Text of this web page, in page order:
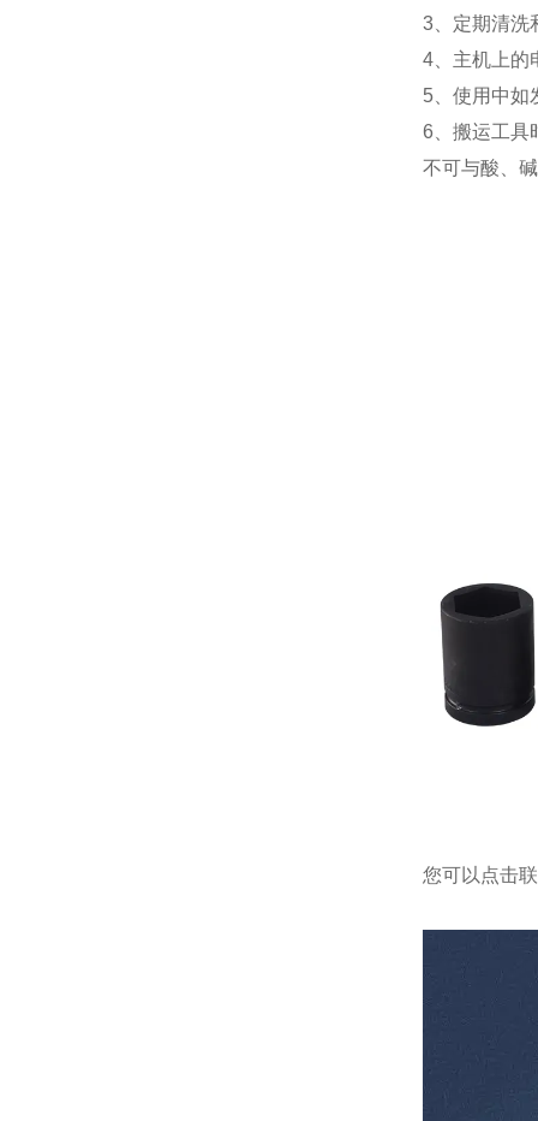
3、定期清洗
4、主机上的
5、使用中如
6、搬运工具
不可与酸、
您可以点击